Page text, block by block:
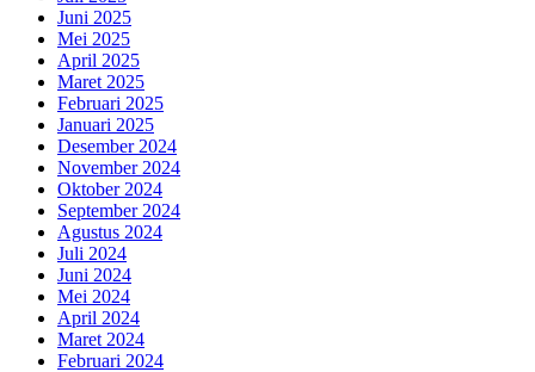
Juni 2025
Mei 2025
April 2025
Maret 2025
Februari 2025
Januari 2025
Desember 2024
November 2024
Oktober 2024
September 2024
Agustus 2024
Juli 2024
Juni 2024
Mei 2024
April 2024
Maret 2024
Februari 2024